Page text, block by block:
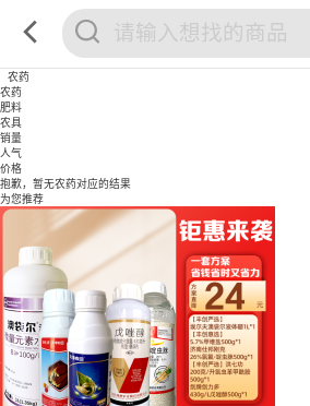
农药
农药
肥料
农具
销量
人气
价格
抱歉，暂无农药对应的结果
为您推荐